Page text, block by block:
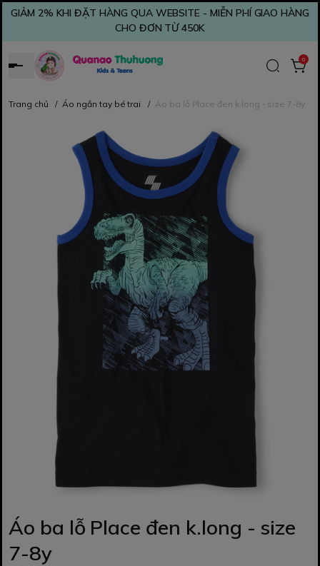
GIẢM 2% KHI ĐẶT HÀNG QUA WEBSITE - MIỄN PHÍ GIAO HÀNG
CHO ĐƠN TỪ 450K
0
Trang chủ / Áo ngắn tay bé trai / Áo ba lỗ Place đen k.long - size 7-8y
Áo ba lỗ Place đen k.long - size
7-8y